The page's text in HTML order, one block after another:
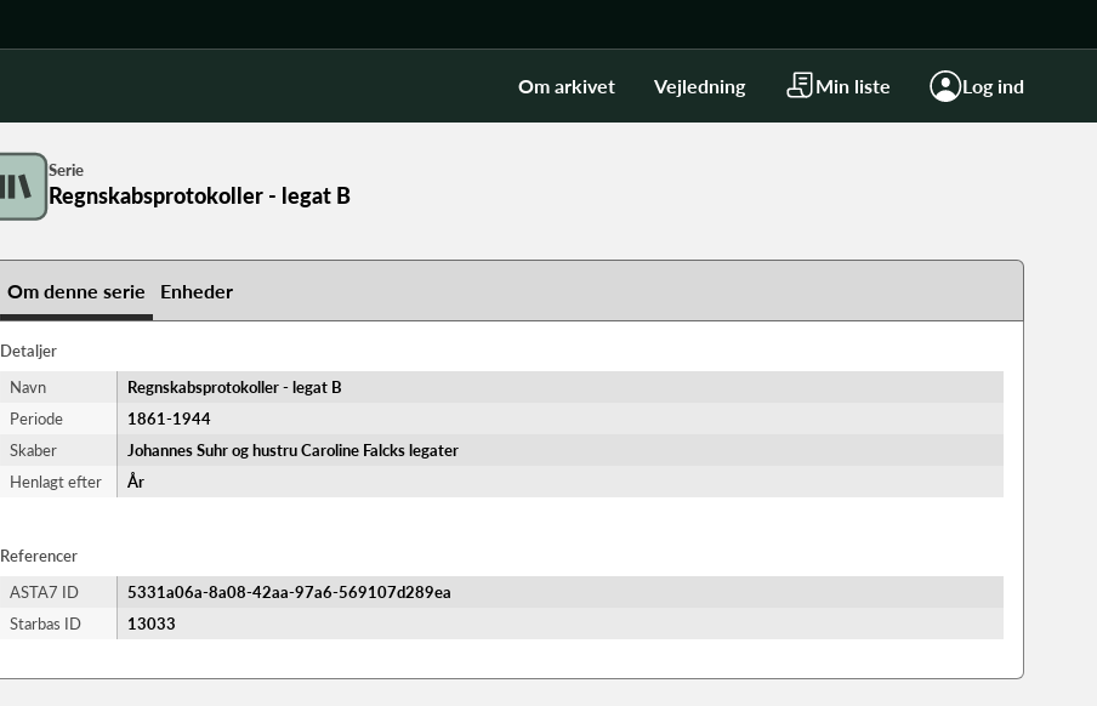
Om arkivet Vejledning Min liste Log ind
Serie
Regnskabsprotokoller - legat B
Om denne serie Enheder
Detaljer
Navn
Regnskabsprotokoller - legat B
Periode
1861-​1944
Skaber
Johannes Suhr og hustru Caroline Falcks legater
Henlagt efter
År
Referencer
ASTA7 ID
5331a06a-8a08-42aa-97a6-569107d289ea
Starbas ID
13033